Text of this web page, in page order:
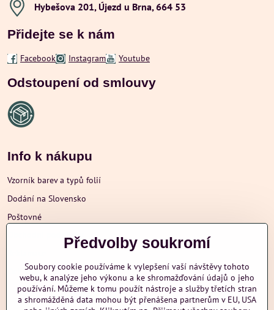
Hybešova 201, Újezd u Brna, 664 53
Přidejte se k nám
Facebook Instagram Youtube
Odstoupení od smlouvy
Info k nákupu
Vzorník barev a typů folií
Dodání na Slovensko
Poštovné
Obchodní podmínky
Ochrana osobních údajů
Předvolby soukromí
Soubory cookie používáme k vylepšení vaší návštěvy tohoto
webu, k analýze jeho výkonu a ke shromažďování údajů o jeho
používání. Můžeme k tomu použít nástroje a služby třetích stran
a shromážděná data mohou být přenášena partnerům v EU, USA